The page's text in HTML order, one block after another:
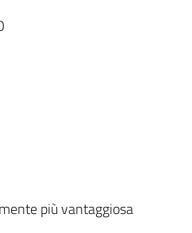
più vantaggiosa